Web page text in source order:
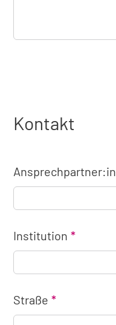
Kontakt
Ansprechpartner:in
Institution
Straße